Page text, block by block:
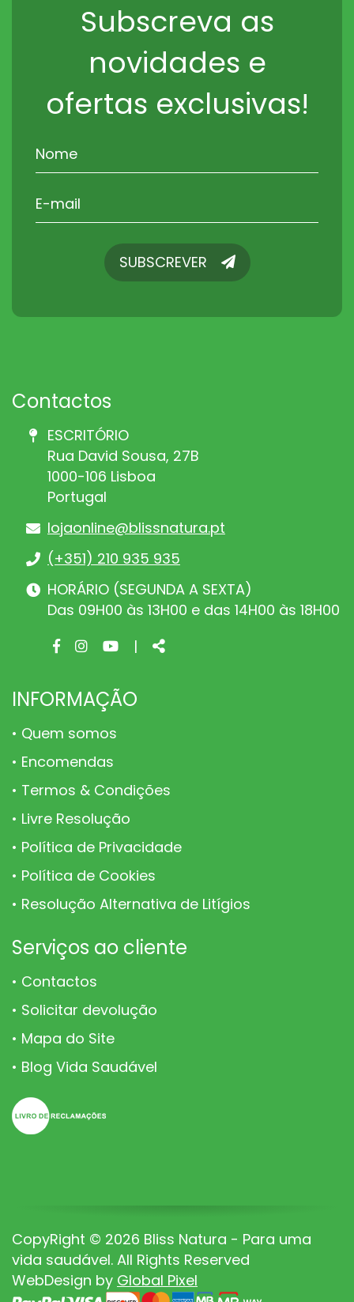
Subscreva as
novidades e
ofertas exclusivas!
SUBSCREVERSUBSCREVER
Contactos
ESCRITÓRIO
Rua David Sousa, 27B
1000-106 Lisboa
Portugal
lojaonline@blissnatura.pt
(+351) 210 935 935
HORÁRIO (SEGUNDA A SEXTA)
Das 09H00 às 13H00 e das 14H00 às 18H00
Facebook
Instagram
Youtube
| Share
INFORMAÇÃO
Quem somos
Encomendas
Termos & Condições
Livre Resolução
Política de Privacidade
Política de Cookies
Resolução Alternativa de Litígios
Serviços ao cliente
Contactos
Solicitar devolução
Mapa do Site
Blog Vida Saudável
CopyRight © 2026 Bliss Natura - Para uma
vida saudável. All Rights Reserved
WebDesign by Global Pixel